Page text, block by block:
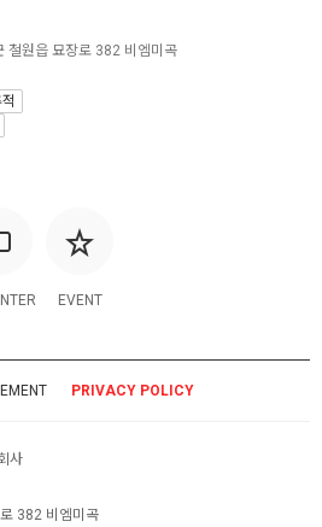
EVENT
철원읍 묘장로 382 비엠미곡
PRIVACY POLICY
사
382 비엠미곡